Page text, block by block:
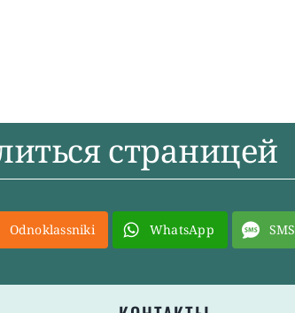
страницей
Odnoklassniki WhatsApp SMS